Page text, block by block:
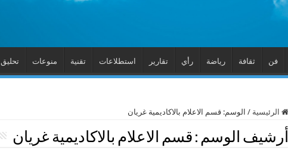
فن ثقافة رياضة رأي تقارير استطلاعات تقنية منوعات تحليق
الرئيسية / الوسم: قسم الاعلام بالاكاديمية غريان
أرشيف الوسم : قسم الاعلام بالاكاديمية غريان